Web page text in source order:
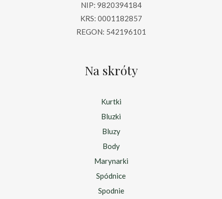
NIP: 9820394184
KRS: 0001182857
REGON: 542196101
Na skróty
Kurtki
Bluzki
Bluzy
Body
Marynarki
Spódnice
Spodnie